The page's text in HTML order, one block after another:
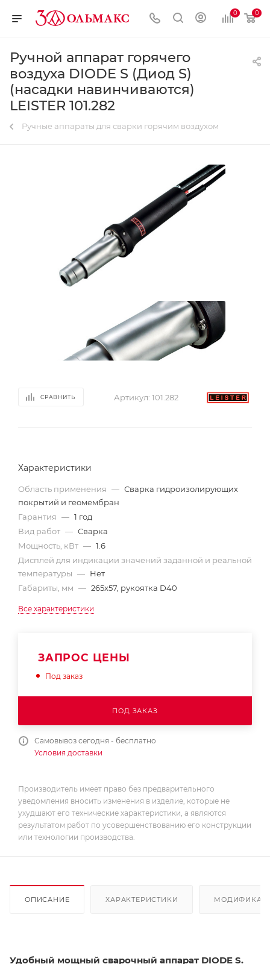
0 0
Ручной аппарат горячего
воздуха DIODE S (Диод S)
(насадки навинчиваются)
LEISTER 101.282
Ручные аппараты для сварки горячим воздухом
СРАВНИТЬ Артикул: 101.282
Характеристики
Область применения — Сварка гидроизолирующих
покрытий и геомембран
Гарантия — 1 год
Вид работ — Сварка
Мощность, кВт — 1.6
Дисплей для индикации значений заданной и реальной
температуры — Нет
Габариты, мм — 265x57, рукоятка D40
Все характеристики
ЗАПРОС ЦЕНЫ
Под заказ
ПОД ЗАКАЗ
Самовывоз сегодня - бесплатно
Условия доставки
Производитель имеет право без предварительного
уведомления вносить изменения в изделие, которые не
ухудшают его технические характеристики, а являются
результатом работ по усовершенствованию его конструкции
или технологии производства.
ОПИСАНИЕ ХАРАКТЕРИСТИКИ
Удобный мощный сварочный аппарат DIODE S.